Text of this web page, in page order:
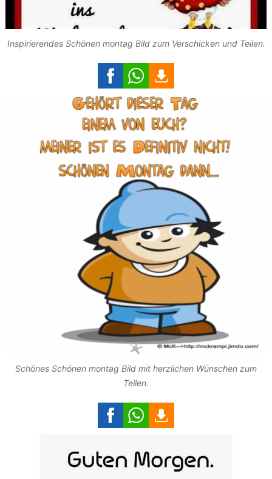
Inspirierendes Schönen montag Bild zum Verschicken und Teilen.
Schönes Schönen montag Bild mit herzlichen Wünschen zum
Teilen.